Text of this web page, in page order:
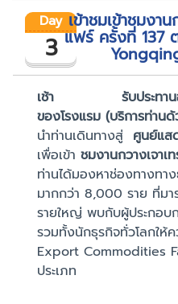
Day
3
เข้าชมเข้าชมงา
แฟร์ ครั้งที่ 137
เช้า รับประทานอาห
ของโรงแรม (บริการท่าน
นำท่านเดินทางสู่ ศูนย์แส
เพื่อเข้า ชมงานกวางเจา
ท่านได้มองหาช่องทางทา
มากกว่า 8,000 ราย ที่ม
รายใหญ่ พบกับผู้ประกอบ
รวมทั้งนักธุรกิจทั่วโลกให้
Export Commodities
ประเภท